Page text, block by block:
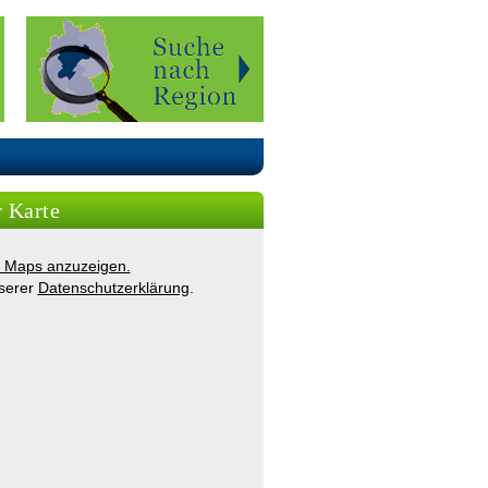
Karte
anzuzeigen.
Datenschutzerklärung